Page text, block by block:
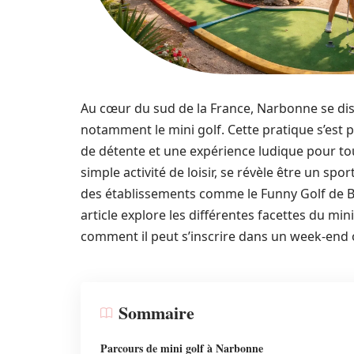
Au cœur du sud de la France, Narbonne se
notamment le mini golf. Cette pratique
de détente et une expérience ludique pour
simple activité de loisir, se révèle être un
des établissements comme le Funny Golf de
article explore les différentes facettes du
comment il peut s’inscrire dans un week-end
Sommaire
Parcours de mini golf à Narbonne